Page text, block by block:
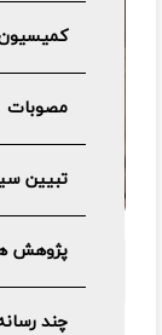
مصوبات
تبیین
پژوهش
چند
آیت الله
توکلی، عضو